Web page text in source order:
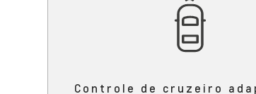
Controle de cruzeiro